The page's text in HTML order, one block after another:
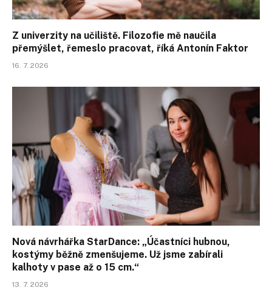
Z univerzity na učiliště. Filozofie mě naučila
přemýšlet, řemeslo pracovat, říká Antonín Faktor
16. 7. 2026
Nová návrhářka StarDance: „Účastníci hubnou,
kostýmy běžně zmenšujeme. Už jsme zabírali
kalhoty v pase až o 15 cm.“
13. 7. 2026